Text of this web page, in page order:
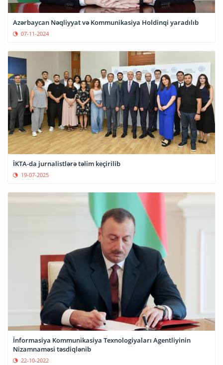
Azərbaycan Nəqliyyat və Kommunikasiya Holdinqi yaradılıb
07-11-2024
İKTA-da jurnalistlərə təlim keçirilib
19-07-2025
İnformasiya Kommunikasiya Texnologiyaları Agentliyinin
Nizamnaməsi təsdiqlənib
22-10-2022